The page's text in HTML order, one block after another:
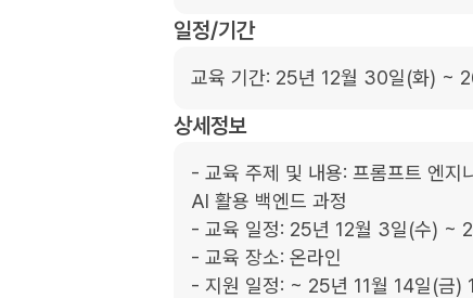
일정/기간
교육 기간: 25년 12월 30일(화) ~
상세정보
- 교육 주제 및 내용: 프롬프트 엔지
AI 활용 백엔드 과정
- 교육 일정: 25년 12월 3일(수) ~
- 교육 장소: 온라인
- 지원 일정: ~ 25년 11월 14일(금)